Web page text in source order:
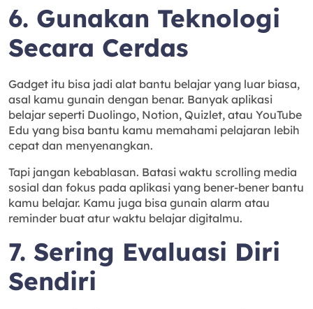
6. Gunakan Teknologi
Secara Cerdas
Gadget itu bisa jadi alat bantu belajar yang luar biasa,
asal kamu gunain dengan benar. Banyak aplikasi
belajar seperti Duolingo, Notion, Quizlet, atau YouTube
Edu yang bisa bantu kamu memahami pelajaran lebih
cepat dan menyenangkan.
Tapi jangan kebablasan. Batasi waktu scrolling media
sosial dan fokus pada aplikasi yang bener-bener bantu
kamu belajar. Kamu juga bisa gunain alarm atau
reminder buat atur waktu belajar digitalmu.
7. Sering Evaluasi Diri
Sendiri